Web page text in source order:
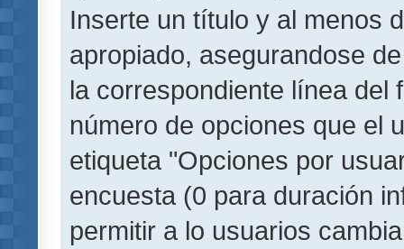
Inserte un título y al menos
apropiado, asegurandose
la correspondiente línea del
número de opciones que el
etiqueta "Opciones por
encuesta (0 para duración
permitir a lo usuarios